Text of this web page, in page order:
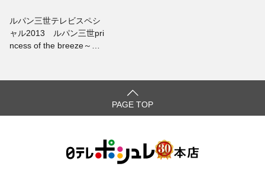
ルパン三世テレビスペシ
ャル2013 ルパン三世pri
ncess of the breeze～隠
PAGE TOP